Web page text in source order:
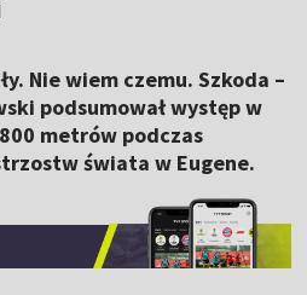
Nie wiem czemu. Szkoda –
podsumował występ w
metrów podczas
świata w Eugene.